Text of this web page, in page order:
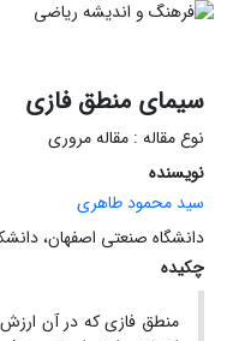
سیمای منطق فازی
نوع مقاله : مقاله مروری
نویسنده
سید محمود طاهری
دانشگاه صنعتی اصفهان،
چکیده
منطق فازی که در آن